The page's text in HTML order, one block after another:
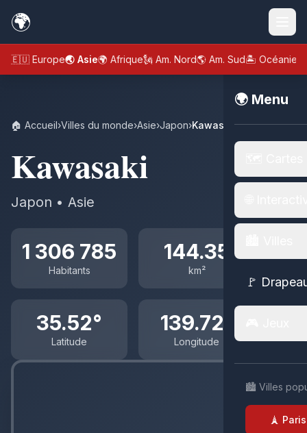
🌍
🇪🇺 Europe🌏 Asie🌍 Afrique🗽 Am. Nord🌎 Am. Sud🏝️ Océanie
🌍 Menu
🚩
🏙️ Villes
🗼 Paris
🏠 Accueil›Villes du monde›Asie›Japon›Kawasaki
Kawasaki
Japon • Asie
1 306 785
Habitants
144.35
km²
35.52°
Latitude
139.72°
Longitude